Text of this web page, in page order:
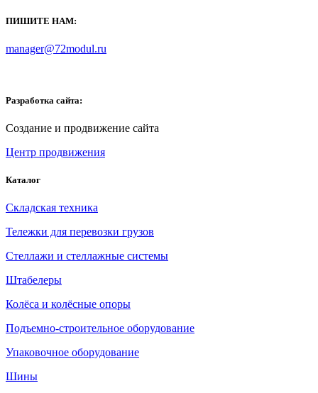
ПИШИТЕ НАМ:
manager@72modul.ru
Разработка сайта:
Создание и продвижение сайта
Центр продвижения
Каталог
Складская техника
Тележки для перевозки грузов
Стеллажи и стеллажные системы
Штабелеры
Колёса и колёсные опоры
Подъемно-строительное оборудование
Упаковочное оборудование
Шины